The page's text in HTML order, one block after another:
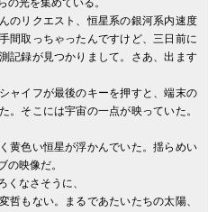
の光を集めている。
のリクエスト、恒星系の銀河系内速度
間取っちゃったんですけど、三日前に
記録が見つかりまして。さあ、出ます
ャイフが最後のキーを押すと、端末の
。そこには宇宙の一点が映っていた。
黄色い恒星が浮かんでいた。揺らめい
の映像だ。
なさそうに、
哲もない。まるであたいたちの太陽、